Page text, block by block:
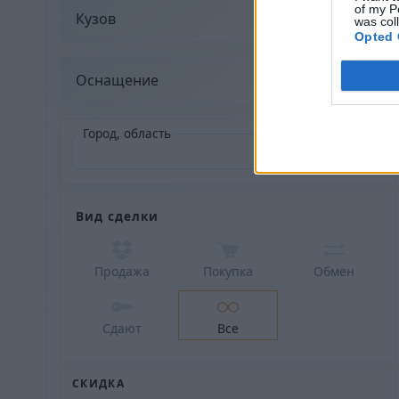
of my
was
Opted
Кузов
Оснащение
Город, область
Вид сделки
Продажа Покупка Обмен
Сдают Все
СКИДКА